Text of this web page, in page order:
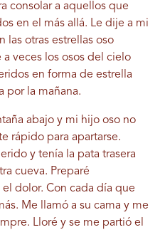
consolar a aquellos que
en el más allá. Le dije a mi
las otras estrellas oso
veces los osos del cielo
en forma de estrella
por la mañana.
abajo y mi hijo oso no
rápido para apartarse.
y tenía la pata trasera
cueva. Preparé
dolor. Con cada día que
Me llamó a su cama y me
Lloré y se me partió el